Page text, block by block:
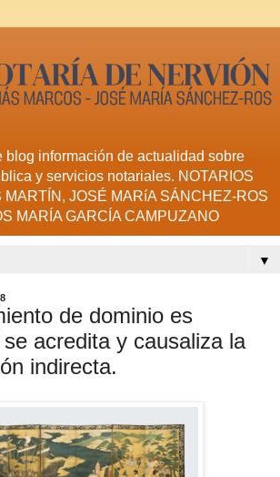
blog información de actualidad sobre
y servicios notariales. NOTARIOS
MARTÍN, JOSÉ MARíA SÁNCHEZ-ROS
MARÍA GARCÍA CAMPUZANO
▼
de dominio es
acredita y causaliza la
indirecta.